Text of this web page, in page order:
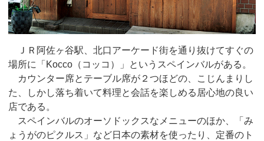
ＪＲ阿佐ヶ谷駅、北口アーケード街を通り抜けてすぐの
場所に「Kocco（コッコ）」というスペインバルがある。
カウンター席とテーブル席が２つほどの、こじんまりし
た、しかし落ち着いて料理と会話を楽しめる居心地の良い
店である。
スペインバルのオーソドックスなメニューのほか、「み
ょうがのピクルス」など日本の素材を使ったり、定番のト